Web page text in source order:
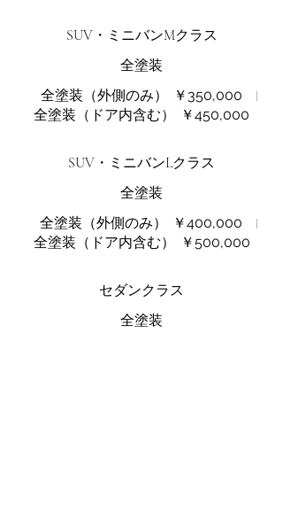
SUV・ミニバンMクラス
全塗装
全塗装（外側のみ）
￥350,000
全塗装（ドア内含む）
￥450,000
SUV・ミニバンLクラス
全塗装
全塗装（外側のみ）
￥400,000
全塗装（ドア内含む）
￥500,000
セダンクラス
全塗装